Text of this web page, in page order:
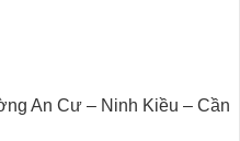
An Cư – Ninh Kiều – Cần